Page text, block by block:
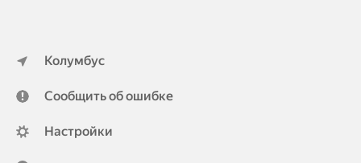
Колумбус
Сообщить об ошибке
Настройки